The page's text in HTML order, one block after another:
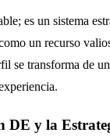
es un sistema
un recurso
se transforma de
DE y la